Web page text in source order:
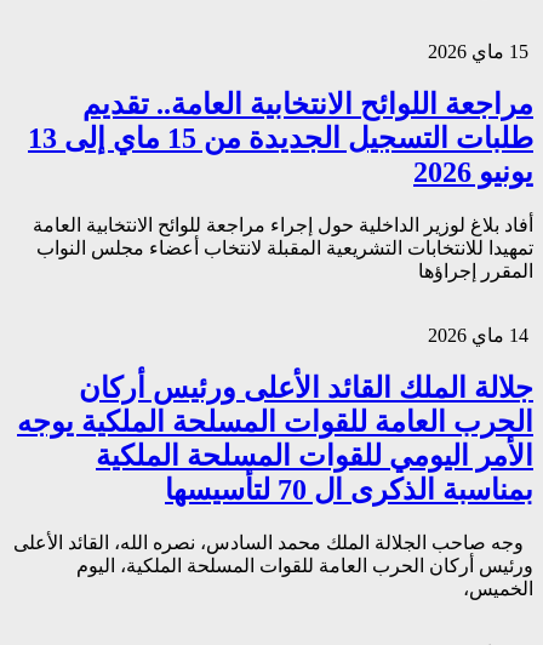
مراجعة اللوائح الانتخابية العامة.. تقديم
طلبات التسجيل الجديدة من 15 ماي إلى 13
يونيو 2026
أفاد بلاغ لوزير الداخلية حول إجراء مراجعة للوائح الانتخابية العامة
تمهيدا للانتخابات التشريعية المقبلة لانتخاب أعضاء مجلس النواب
المقرر إجراؤها
جلالة الملك القائد الأعلى ورئيس أركان
الحرب العامة للقوات المسلحة الملكية يوجه
الأمر اليومي للقوات المسلحة الملكية
بمناسبة الذكرى ال 70 لتأسيسها
وجه صاحب الجلالة الملك محمد السادس، نصره الله، القائد الأعلى
ورئيس أركان الحرب العامة للقوات المسلحة الملكية، اليوم
الخميس،